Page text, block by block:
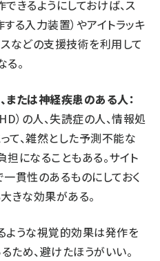
きるようにしておけば、ス
る入力装置）やアイトラッキ
スなどの支援技術を利用して
。
または神経疾患のある人：
）の人、失読症の人、情報処
て、雑然とした予測不能な
になることもある。サイト
一貫性のあるものにしておく
きな効果がある。
ような視覚的効果は発作を
ため、避けたほうがいい。